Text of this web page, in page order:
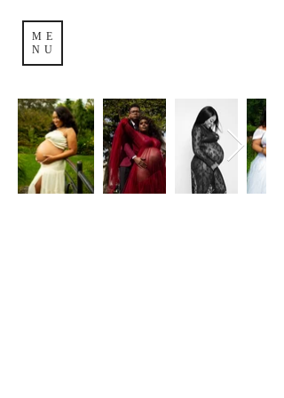
ME
NU